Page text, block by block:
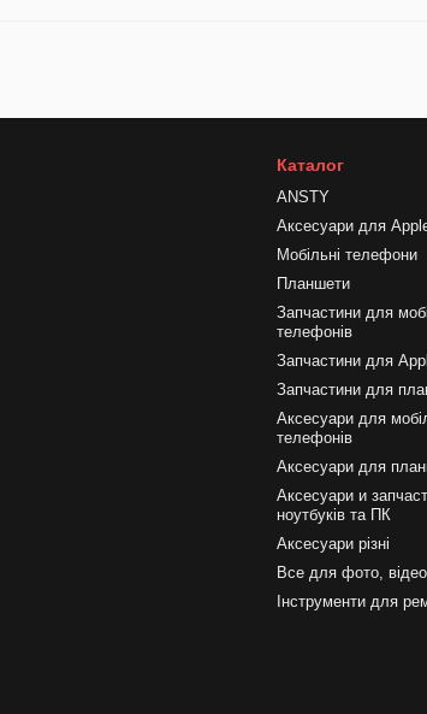
Каталог
ANSTY
Аксесуари для
Мобільні телефони
Планшети
Запчастини для
телефонів
Запчастини для
Запчастини для
Аксесуари для
телефонів
Аксесуари для
Аксесуари и
ноутбуків та ПК
Аксесуари різні
Все для фото,
Інструменти для